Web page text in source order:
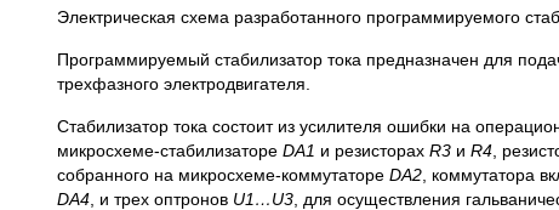
Электрическая схема разработанного программируемого
Программируемый стабилизатор тока предназначен для
трехфазного электродвигателя.
Стабилизатор тока состоит из усилителя ошибки на
микросхеме-стабилизаторе DA1 и резисторах R3 и R4 ,
собранного на микросхеме-коммутаторе DA2 , коммутатора
DA4 , и трех оптронов U1…U3 , для осуществления